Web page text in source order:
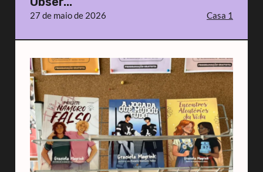
27 de maio de 2026 Casa 1